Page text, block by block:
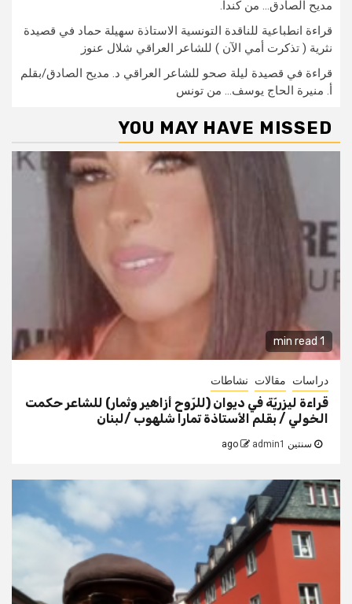
مديح الصادق… من كندا.
قراءة انطباعية للناقدة التونسية الاستاذة سهيلة حماد في قصيدة
نثرية ( تذكرت أمي الآن ) للشاعر العراقي شلال عنوز
قراءة في قصيدة ليلة صحو للشاعر العراقي د. مديح الصادق/بقلم
أ. منيرة الحاج يوسف… من تونس
YOU MAY HAVE MISSED
1 min read
دراسات مقالات نشاطات
قراءة ليزريّة في ديوان (للرّوح أزاهير وثمار) للشاعر حكمت
الخولي / بقلم الأستاذة تمارا شلهوب /لبنان
سنتين ago admin1